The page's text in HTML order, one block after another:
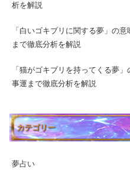
析を解説
「白いゴキブリに関する夢」の
まで徹底分析を解説
「猫がゴキブリを持ってくる夢
事運まで徹底分析を解説
カテゴリー
夢占い